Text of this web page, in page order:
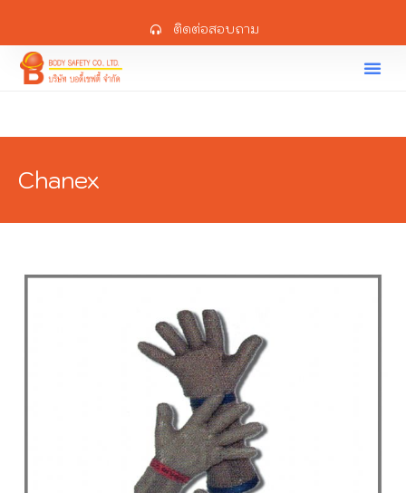
ติดต่อสอบถาม
Chanex